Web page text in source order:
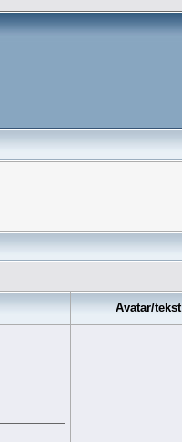
Avatar/tekst